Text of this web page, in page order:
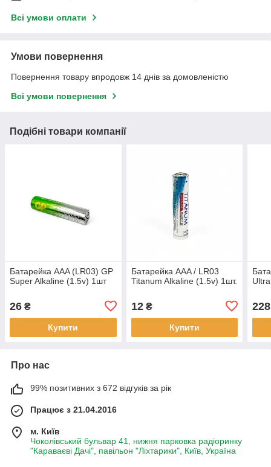
Всі умови оплати
Умови повернення
Повернення товару впродовж 14 днів за домовленістю
Всі умови повернення
Подібні товари компанії
Батарейка AAA (LR03) GP
Super Alkaline (1.5v) 1шт
26 ₴
Купити
Батарейка AAA / LR03
Titanum Alkaline (1.5v) 1шт.
12₴
Купити
228
Про нас
99% позитивних з 672 відгуків за рік
Працює з 21.04.2016
м. Київ
Чоколівський бульвар 41, нижня парковка радіоринку
"Караваєві Дачі", павільон "Ліхтарики", Київ, Україна